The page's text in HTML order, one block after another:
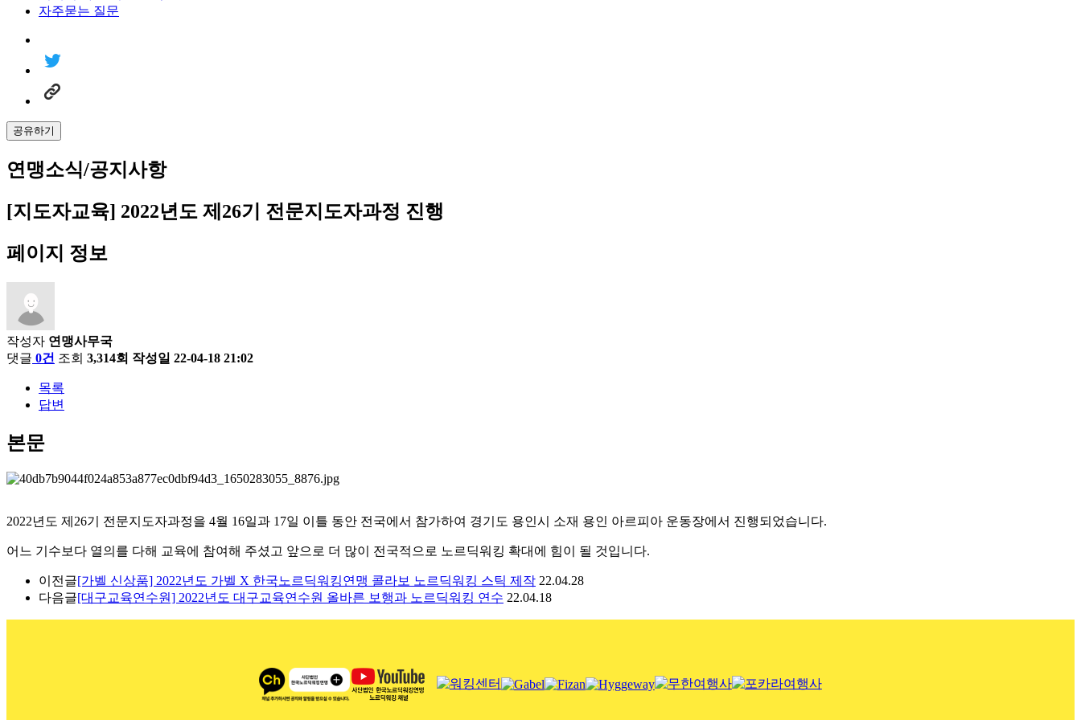
자주묻는 질문
공유하기
연맹소식/공지사항
[지도자교육] 2022년도 제26기 전문지도자과정 진행
페이지 정보
작성자 연맹사무국
댓글 0건 조회 3,314회 작성일 22-04-18 21:02
목록
답변
본문
2022년도 제26기 전문지도자과정을 4월 16일과 17일 이틀 동안 전국에서 참가하여 경기도 용인시 소재 용인 아르피아 운동장에서 진행되었습니다.
어느 기수보다 열의를 다해 교육에 참여해 주셨고 앞으로 더 많이 전국적으로 노르딕워킹 확대에 힘이 될 것입니다.
이전글[가벨 신상품] 2022년도 가벨 X 한국노르딕워킹연맹 콜라보 노르딕워킹 스틱 제작 22.04.28
다음글[대구교육연수원] 2022년도 대구교육연수원 올바른 보행과 노르딕워킹 연수 22.04.18